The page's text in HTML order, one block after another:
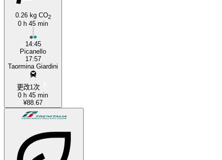
0.26 kg CO2
0 h 45 min
14:45
Picanello
17:57
Taormina Giardini
更改1次
0 h 45 min
¥88.67